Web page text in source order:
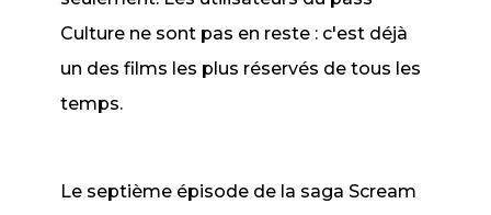
Culture ne sont pas en reste : c'est déjà
un des films les plus réservés de tous les
temps.
Le septième épisode de la sagaScream